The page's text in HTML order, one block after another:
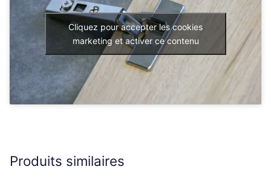
Cliquez pour accepter les cookies
marketing et activer ce contenu
Produits similaires